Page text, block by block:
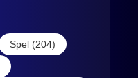
Spel (204)